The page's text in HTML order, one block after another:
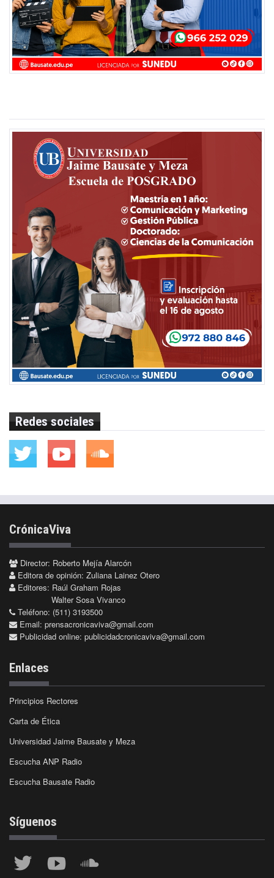
Redes sociales
CrónicaViva
Director: Roberto Mejía Alarcón
Editora de opinión: Zuliana Lainez Otero
Editores: Raúl Graham Rojas
Walter Sosa Vivanco
Teléfono: (511) 3193500
Email: prensacronicaviva@gmail.com
Publicidad online: publicidadcronicaviva@gmail.com
Enlaces
Principios Rectores
Carta de Ética
Universidad Jaime Bausate y Meza
Escucha ANP Radio
Escucha Bausate Radio
Síguenos